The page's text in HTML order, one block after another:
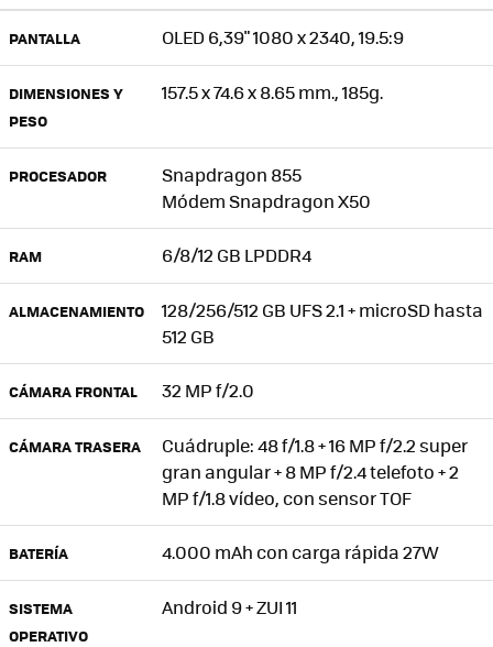
PANTALLA OLED 6,39" 1080 x 2340, 19.5:9
DIMENSIONES Y
PESO
157.5 x 74.6 x 8.65 mm., 185g.
PROCESADOR
Snapdragon 855
Módem Snapdragon X50
RAM 6/8/12 GB LPDDR4
ALMACENAMIENTO
128/256/512 GB UFS 2.1 + microSD hasta
512 GB
CÁMARA FRONTAL 32 MP f/2.0
CÁMARA TRASERA
Cuádruple: 48 f/1.8 + 16 MP f/2.2 super
gran angular + 8 MP f/2.4 telefoto + 2
MP f/1.8 vídeo, con sensor TOF
BATERÍA 4.000 mAh con carga rápida 27W
SISTEMA
OPERATIVO
Android 9 + ZUI 11